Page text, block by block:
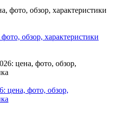
обзор, характеристики
цена, фото, обзор,